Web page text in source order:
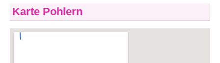
Karte Pohlern